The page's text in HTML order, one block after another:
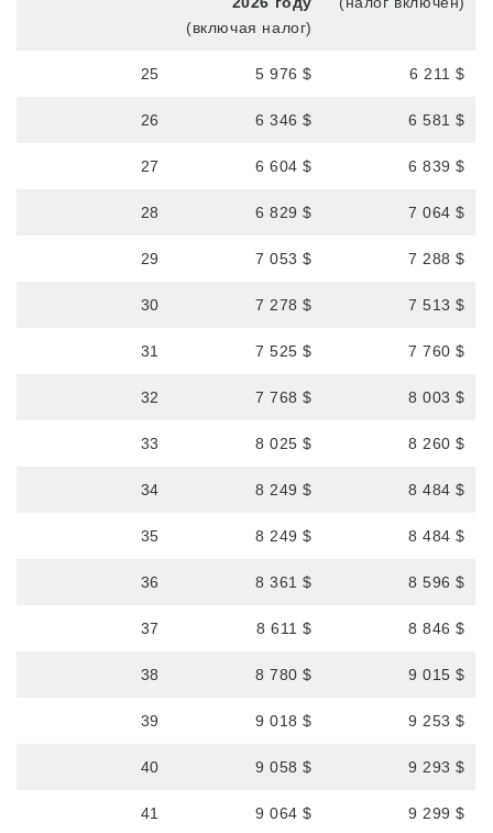
(включая налог)
25 5 976 $ 6 211 $
26 6 346 $ 6 581 $
27 6 604 $ 6 839 $
28 6 829 $ 7 064 $
29 7 053 $ 7 288 $
30 7 278 $ 7 513 $
31 7 525 $ 7 760 $
32 7 768 $ 8 003 $
33 8 025 $ 8 260 $
34 8 249 $ 8 484 $
35 8 249 $ 8 484 $
36 8 361 $ 8 596 $
37 8 611 $ 8 846 $
38 8 780 $ 9 015 $
39 9 018 $ 9 253 $
40 9 058 $ 9 293 $
41 9 064 $ 9 299 $